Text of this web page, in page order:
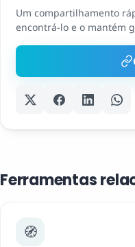
Um compartilhamento
encontrá-lo e o mantém
Ferramentas
🧭